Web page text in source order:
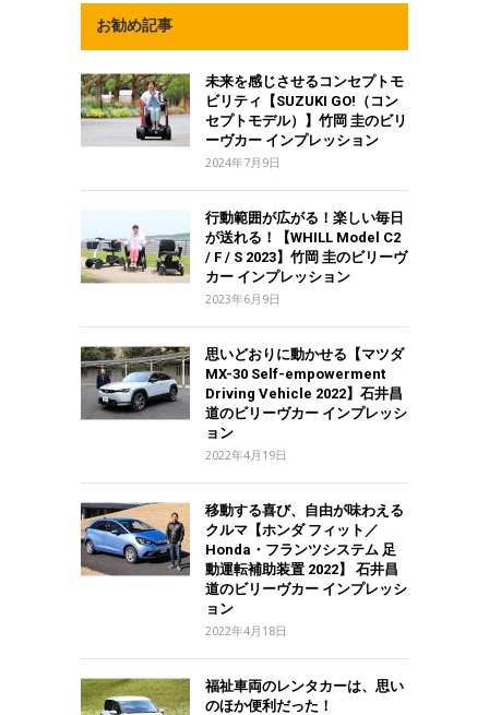
お勧め記事
未来を感じさせるコンセプトモ
ビリティ【SUZUKI GO!（コン
セプトモデル）】竹岡 圭のビリ
ーヴカー インプレッション
2024年7月9日
行動範囲が広がる！楽しい毎日
が送れる！【WHILL Model C2
/ F / S 2023】竹岡 圭のビリーヴ
カー インプレッション
2023年6月9日
思いどおりに動かせる【マツダ
MX-30 Self-empowerment
Driving Vehicle 2022】石井昌
道のビリーヴカー インプレッシ
ョン
2022年4月19日
移動する喜び、自由が味わえる
クルマ【ホンダ フィット／
Honda・フランツシステム 足
動運転補助装置 2022】 石井昌
道のビリーヴカー インプレッシ
ョン
2022年4月18日
福祉車両のレンタカーは、思い
のほか便利だった！